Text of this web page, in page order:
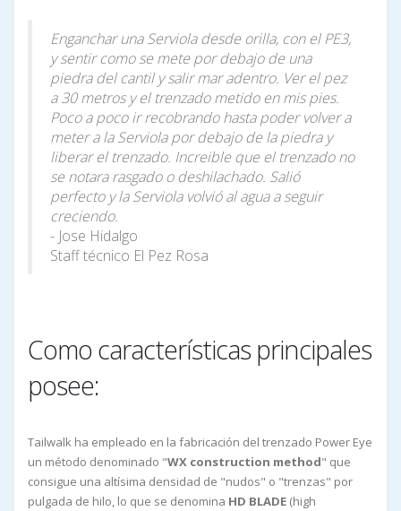
Enganchar una Serviola desde orilla, con el PE3,
y sentir como se mete por debajo de una
piedra del cantil y salir mar adentro. Ver el pez
a 30 metros y el trenzado metido en mis pies.
Poco a poco ir recobrando hasta poder volver a
meter a la Serviola por debajo de la piedra y
liberar el trenzado. Increible que el trenzado no
se notara rasgado o deshilachado. Salió
perfecto y la Serviola volvió al agua a seguir
creciendo.
- Jose Hidalgo
Staff técnico El Pez Rosa
Como características principales
posee:
Tailwalk ha empleado en la fabricación del trenzado Power Eye
un método denominado "WX construction method" que
consigue una altísima densidad de "nudos" o "trenzas" por
pulgada de hilo, lo que se denomina HD BLADE (high